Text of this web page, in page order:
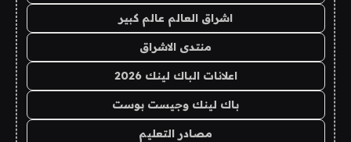
اشراق العالم عالم كبير
منتدى الاشراق
اعلانات الباك لينك 2026
باك لينك وجيست بوست
مصادر التعليم